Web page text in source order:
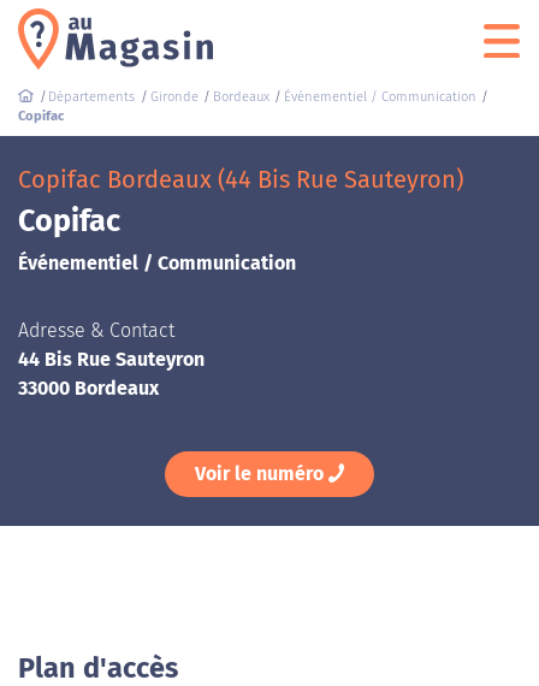
Départements Gironde Bordeaux
Événementiel / Communication
Copifac
Copifac Bordeaux (44 Bis Rue Sauteyron)
Copifac
Événementiel / Communication
Adresse & Contact
44 Bis Rue Sauteyron
33000 Bordeaux
Voir le numéro
Plan d'accès